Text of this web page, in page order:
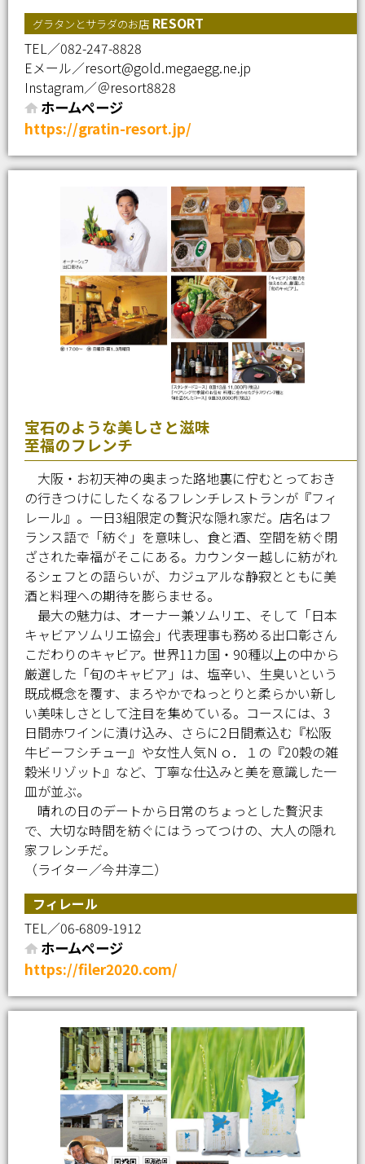
グラタンとサラダのお店 RESORT
TEL／082-247-8828
Eメール／resort@gold.megaegg.ne.jp
Instagram／＠resort8828
ホームページ
https://gratin-resort.jp/
宝石のような美しさと滋味
至福のフレンチ
大阪・お初天神の奥まった路地裏に佇むとっておき
の行きつけにしたくなるフレンチレストランが『フィ
レール』。一日3組限定の贅沢な隠れ家だ。店名はフ
ランス語で「紡ぐ」を意味し、食と酒、空間を紡ぐ閉
ざされた幸福がそこにある。カウンター越しに紡がれ
るシェフとの語らいが、カジュアルな静寂とともに美
酒と料理への期待を膨らませる。
最大の魅力は、オーナー兼ソムリエ、そして「日本
キャビアソムリエ協会」代表理事も務める出口彰さん
こだわりのキャビア。世界11カ国・90種以上の中から
厳選した「旬のキャビア」は、塩辛い、生臭いという
既成概念を覆す、まろやかでねっとりと柔らかい新し
い美味しさとして注目を集めている。コースには、3
日間赤ワインに漬け込み、さらに2日間煮込む『松阪
牛ビーフシチュー』や女性人気Ｎｏ．１の『20穀の雑
穀米リゾット』など、丁寧な仕込みと美を意識した一
皿が並ぶ。
晴れの日のデートから日常のちょっとした贅沢ま
で、大切な時間を紡ぐにはうってつけの、大人の隠れ
家フレンチだ。
（ライター／今井淳二）
フィレール
TEL／06-6809-1912
ホームページ
https://filer2020.com/